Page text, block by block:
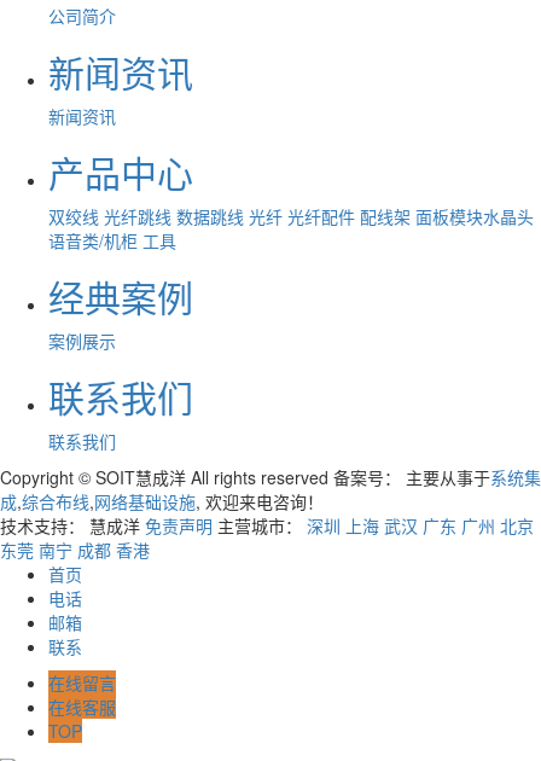
公司简介
新闻资讯
新闻资讯
产品中心
双绞线 光纤跳线 数据跳线 光纤 光纤配件 配线架 面板模块水晶头
语音类/机柜 工具
经典案例
案例展示
联系我们
联系我们
Copyright © SOIT慧成洋 All rights reserved 备案号：
主要从事于系统集
成,综合布线,网络基础设施, 欢迎来电咨询！
技术支持： 慧成洋 免责声明 主营城市： 深圳 上海 武汉 广东 广州 北京
东莞 南宁 成都 香港
首页
电话
邮箱
联系
在线留言
在线客服
TOP